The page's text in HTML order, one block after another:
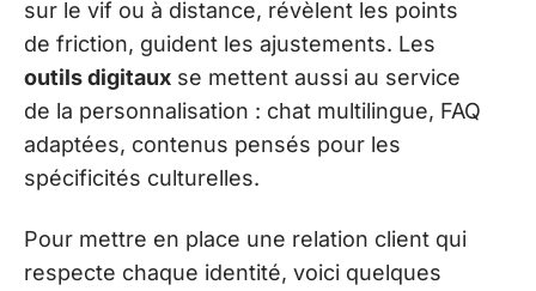
sur le vif ou à distance, révèlent les points
de friction, guident les ajustements. Les
outils digitaux se mettent aussi au service
de la personnalisation : chat multilingue, FAQ
adaptées, contenus pensés pour les
spécificités culturelles.
Pour mettre en place une relation client qui
respecte chaque identité, voici quelques